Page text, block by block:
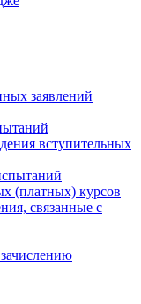
заявлений
вступительных
(платных) курсов
связанные с